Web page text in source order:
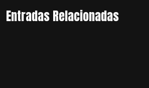
Entradas Relacionadas